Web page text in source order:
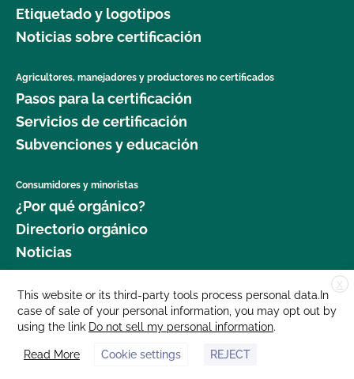
Etiquetado y logotipos
Noticias sobre certificación
Agricultores, manejadores y productores no certificados
Pasos para la certificación
Servicios de certificación
Subvenciones y educación
Consumidores y minoristas
¿Por qué orgánico?
Directorio orgánico
Noticias
Donar
Carreras profesionales
Sala de prensa
Contáctenos
X
This website or its third-party tools process personal data.In
case of sale of your personal information, you may opt out by
using the link Do not sell my personal information.
Read More Cookie settings REJECT